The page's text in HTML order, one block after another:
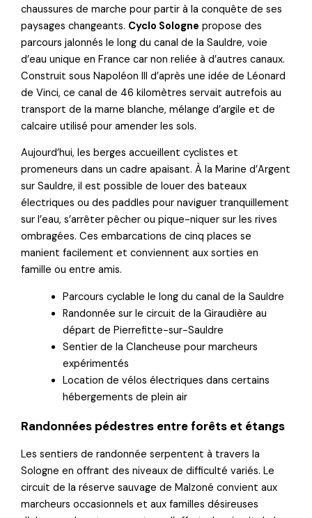
chaussures de marche pour partir à la conquête de ses
paysages changeants. Cyclo Sologne propose des
parcours jalonnés le long du canal de la Sauldre, voie
d’eau unique en France car non reliée à d’autres canaux.
Construit sous Napoléon III d’après une idée de Léonard
de Vinci, ce canal de 46 kilomètres servait autrefois au
transport de la marne blanche, mélange d’argile et de
calcaire utilisé pour amender les sols.
Aujourd’hui, les berges accueillent cyclistes et
promeneurs dans un cadre apaisant. À la Marine d’Argent
sur Sauldre, il est possible de louer des bateaux
électriques ou des paddles pour naviguer tranquillement
sur l’eau, s’arrêter pêcher ou pique-niquer sur les rives
ombragées. Ces embarcations de cinq places se
manient facilement et conviennent aux sorties en
famille ou entre amis.
Parcours cyclable le long du canal de la Sauldre
Randonnée sur le circuit de la Giraudière au
départ de Pierrefitte-sur-Sauldre
Sentier de la Clancheuse pour marcheurs
expérimentés
Location de vélos électriques dans certains
hébergements de plein air
Randonnées pédestres entre forêts et étangs
Les sentiers de randonnée serpentent à travers la
Sologne en offrant des niveaux de difficulté variés. Le
circuit de la réserve sauvage de Malzoné convient aux
marcheurs occasionnels et aux familles désireuses